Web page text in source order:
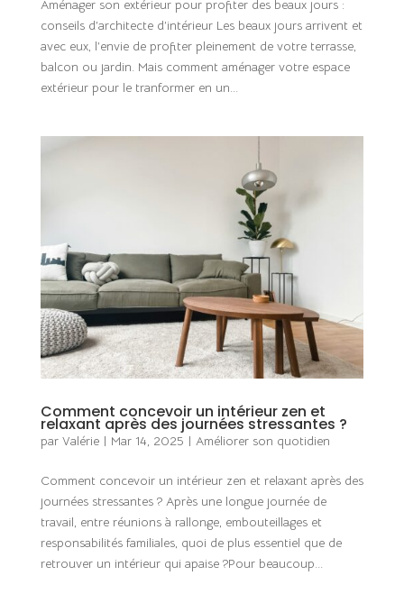
Aménager son extérieur pour profiter des beaux jours :
conseils d’architecte d’intérieur Les beaux jours arrivent et
avec eux, l’envie de profiter pleinement de votre terrasse,
balcon ou jardin. Mais comment aménager votre espace
extérieur pour le tranformer en un...
Comment concevoir un intérieur zen et
relaxant après des journées stressantes ?
par Valérie| Mar 14, 2025 | Améliorer son quotidien
Comment concevoir un intérieur zen et relaxant après des
journées stressantes ? Après une longue journée de
travail, entre réunions à rallonge, embouteillages et
responsabilités familiales, quoi de plus essentiel que de
retrouver un intérieur qui apaise ?Pour beaucoup...